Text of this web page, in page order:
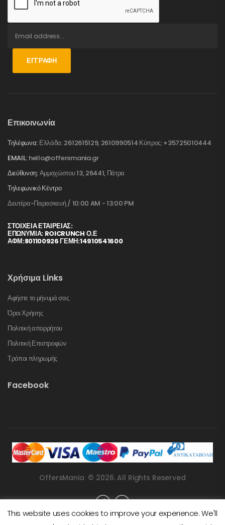
ΕΓΓΡΑΦΉ
Επικοινωνία
Τηλέφωνα: Ελλάδα: 2612615129, 2610990514 Κύπρος: +35725010444
EMAIL: hello@offersmania.gr
Διεύθυνση:Αμμοχώστου 13, 26441, Πάτρα
Τηλεφωνικό Κέντρο
Δευτέρα-Παρασκευή / 10:00 AM - 13:00 PM
ΣΤΟΙΧΕΊΑ ΕΤΑΙΡΕΊΑΣ:
ΕΠΩΝΥΜΙΑ: ROICRUNCH Ο.Ε
ΑΦΜ:801100926 ΓΕΜΗ:14910541600
Χρήσιμα Links
Αφήστε το μήνυμά σας
Όροι Χρήσης
Πολιτική απορρήτου
Πολιτική Επιστροφών
Τρόποι πληρωμής
Facebook
OffersMania © 2026. All Rights Reserved
This website uses cookies to improve your experience. We'll